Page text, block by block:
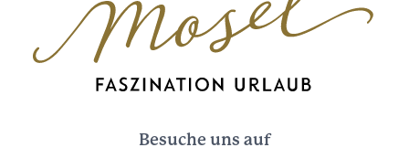
Besuche uns auf